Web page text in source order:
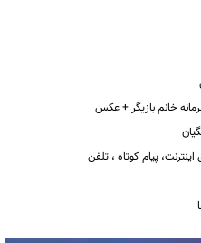
خانم بازیگر + عکس
پیام کوتاه ، تلفن